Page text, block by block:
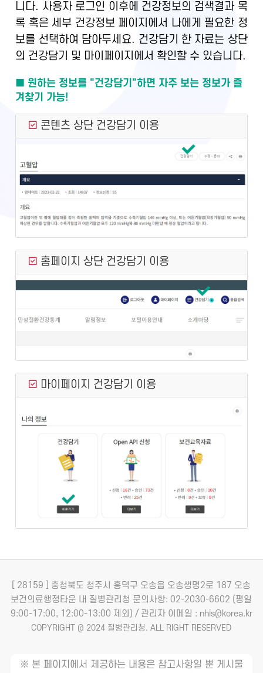
니다. 사용자 로그인 이후에 건강정보의 검색결과 목
록 혹은 세부 건강정보 페이지에서 나에게 필요한 정
보를 선택하여 담아두세요. 건강담기 한 자료는 상단
의 건강담기 및 마이페이지에서 확인할 수 있습니다.
■ 원하는 정보를 "건강담기"하면 자주 보는 정보가 즐
겨찾기 가능!
콘텐츠 상단 건강담기 이용
홈페이지 상단 건강담기 이용
마이페이지 건강담기 이용
[ 28159 ] 충청북도 청주시 흥덕구 오송읍 오송생명2로 187 오송
보건의료행정타운 내 질병관리청 문의사항: 02-2030-6602 (평일
9:00-17:00, 12:00-13:00 제외) / 관리자 이메일 : nhis@korea.kr
COPYRIGHT @ 2024 질병관리청. ALL RIGHT RESERVED
※ 본 페이지에서 제공하는 내용은 참고사항일 뿐 게시물